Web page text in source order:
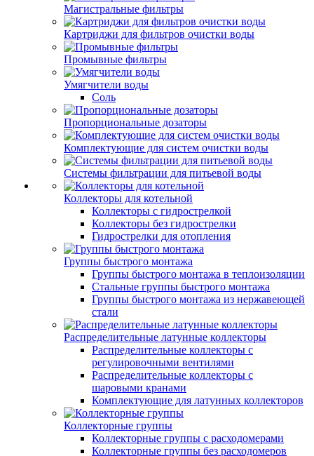
Магистральные фильтры
Картриджи для фильтров очистки воды
Промывные фильтры
Умягчители воды
Соль
Пропорциональные дозаторы
Комплектующие для систем очистки воды
Системы фильтрации для питьевой воды
Коллекторы для котельной
Коллекторы с гидрострелкой
Коллекторы без гидрострелки
Гидрострелки для отопления
Группы быстрого монтажа
Группы быстрого монтажа в теплоизоляции
Стальные группы быстрого монтажа
Группы быстрого монтажа из нержавеющей
стали
Распределительные латунные коллекторы
Распределительные коллекторы с
регулировочными вентилями
Распределительные коллекторы с
шаровыми кранами
Комплектующие для латунных коллекторов
Коллекторные группы
Коллекторные группы с расходомерами
Коллекторные группы без расходомеров